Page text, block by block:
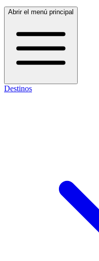
Abrir el menú principal
Destinos